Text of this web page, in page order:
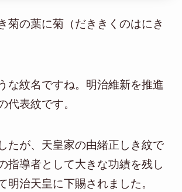
菊の葉に菊（だききくのはにき
な紋名ですね。明治維新を推進
代表紋です。
たが、天皇家の由緒正しき紋で
指導者として大きな功績を残し
明治天皇に下賜されました。